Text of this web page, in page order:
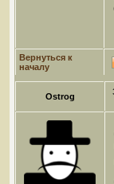
Вернуться к
началу
Ostrog